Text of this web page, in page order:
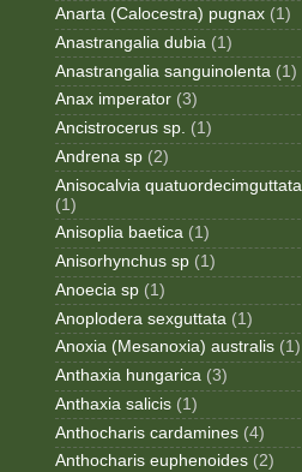
Anarta (Calocestra) pugnax (1)
Anastrangalia dubia (1)
Anastrangalia sanguinolenta (1)
Anax imperator (3)
Ancistrocerus sp. (1)
Andrena sp (2)
Anisocalvia quatuordecimguttata
(1)
Anisoplia baetica (1)
Anisorhynchus sp (1)
Anoecia sp (1)
Anoplodera sexguttata (1)
Anoxia (Mesanoxia) australis (1)
Anthaxia hungarica (3)
Anthaxia salicis (1)
Anthocharis cardamines (4)
Anthocharis euphenoides (2)